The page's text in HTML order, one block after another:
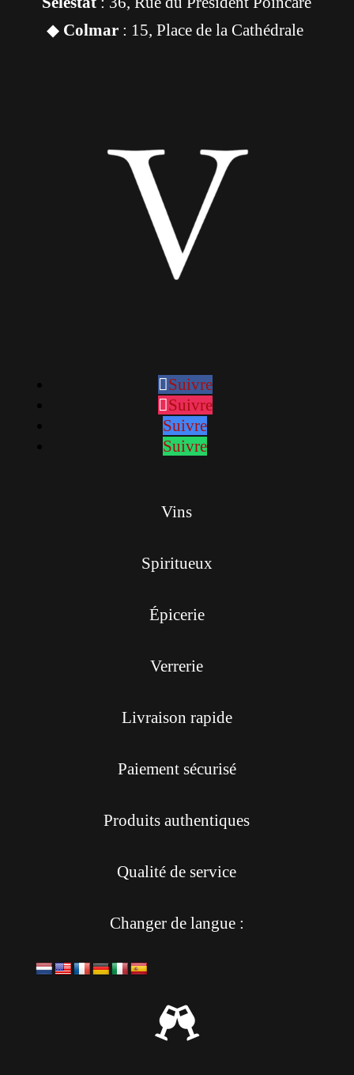
◆ Colmar: 15, Place de la Cathédrale
Suivre
Suivre
Suivre
Suivre
Vins
Spiritueux
Épicerie
Verrerie
Livraison rapide
Paiement sécurisé
Produits authentiques
Qualité de service
Changer de langue :
